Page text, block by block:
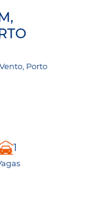
Porto
1